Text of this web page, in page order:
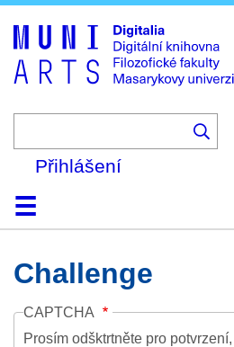
to
main
Přihlášení
DomůKolekce
Prohlížení
Vyhledávání
O platformě
Nápověda
Kontakt
Challenge
CAPTCHA
Prosím odšktrtněte pro